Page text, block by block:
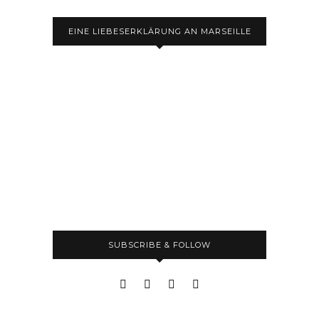
EINE LIEBESERKLÄRUNG AN MARSEILLE
SUBSCRIBE & FOLLOW